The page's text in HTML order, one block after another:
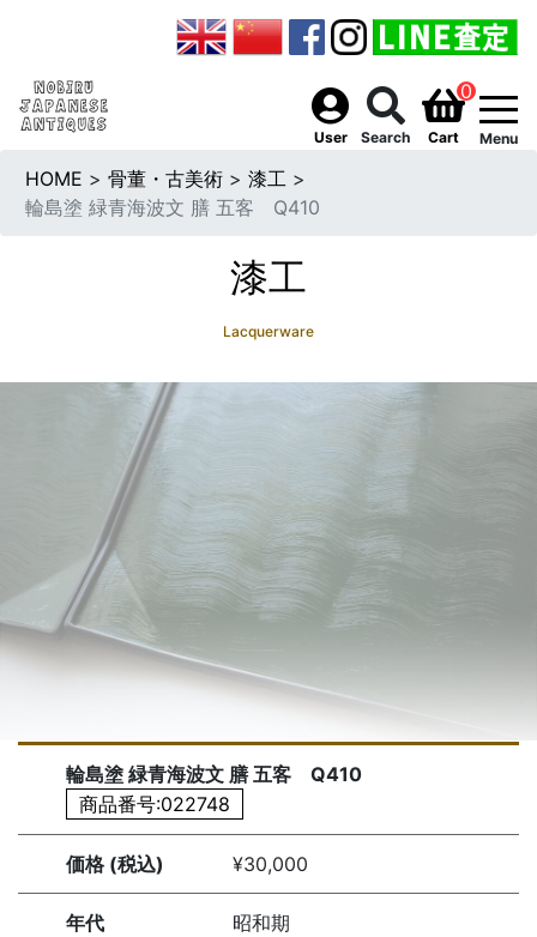
User Search
0
Cart Menu
HOME > 骨董・古美術 > 漆工 >
輪島塗 緑青海波文 膳 五客 Q410
漆工
Lacquerware
輪島塗 緑青海波文 膳 五客 Q410
商品番号:022748
価格 (税込) ¥30,000
年代 昭和期